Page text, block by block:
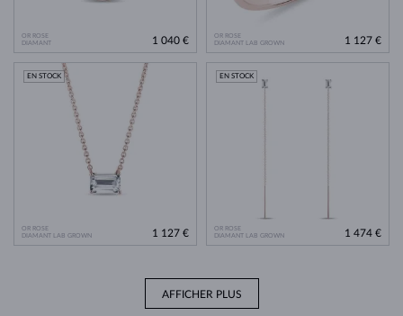
OR ROSE
DIAMANT
1 040 €
OR ROSE
DIAMANT LAB GROWN
1 127 €
OR ROSE
DIAMANT LAB GROWN
EN STOCK
1 127 €
OR ROSE
DIAMANT LAB GROWN
EN STOCK
1 474 €
AFFICHER PLUS